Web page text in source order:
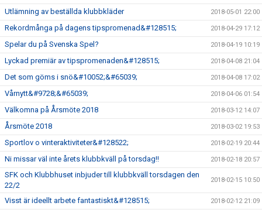
Utlämning av beställda klubbkläder 2018-05-01 22:00
Rekordmånga på dagens tipspromenad&#128515; 2018-04-29 17:12
Spelar du på Svenska Spel? 2018-04-19 10:19
Lyckad premiär av tipspromenaden&#128515; 2018-04-08 21:04
Det som göms i snö&#10052;&#65039; 2018-04-08 17:02
Vårnytt&#9728;&#65039; 2018-04-06 01:54
Välkomna på Årsmöte 2018 2018-03-12 14:07
Årsmöte 2018 2018-03-02 19:53
Sportlov o vinteraktiviteter&#128522; 2018-02-19 20:44
Ni missar väl inte årets klubbkväll på torsdag!! 2018-02-18 20:57
SFK och Klubbhuset inbjuder till klubbkväll torsdagen den
22/2
2018-02-15 10:50
Visst är ideellt arbete fantastiskt&#128515; 2018-02-12 21:09